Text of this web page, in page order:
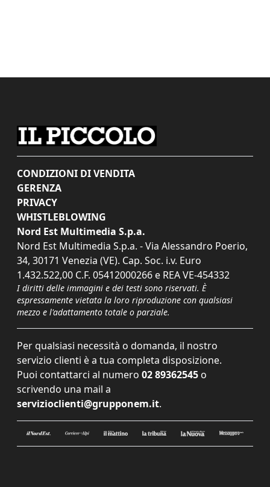
CONDIZIONI DI VENDITA
GERENZA
PRIVACY
WHISTLEBLOWING
Nord Est Multimedia S.p.a.
Nord Est Multimedia S.p.a. - Via Alessandro Poerio,
34, 30171 Venezia (VE). Cap. Soc. i.v. Euro
1.432.522,00 C.F. 05412000266 e REA VE-454332
I diritti delle immagini e dei testi sono riservati. È
espressamente vietata la loro riproduzione con qualsiasi
mezzo e l'adattamento totale o parziale.
Per qualsiasi necessità o domanda, il nostro
servizio clienti è a tua completa disposizione.
Puoi contattarci al numero 02 89362545 o
scrivendo una mail a
servizioclienti@grupponem.it.